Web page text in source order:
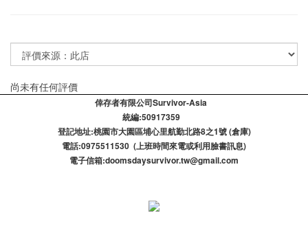
尚未有任何評價
倖存者有限公司Survivor-Asia
統編:50917359
登記​地址:桃園市大園區埔心里航勤北路8之1號 (倉庫)
電話:0975511530 (上班時間來電或利用臉書訊息)
電子信箱:doomsdaysurvivor.tw@gmail.com